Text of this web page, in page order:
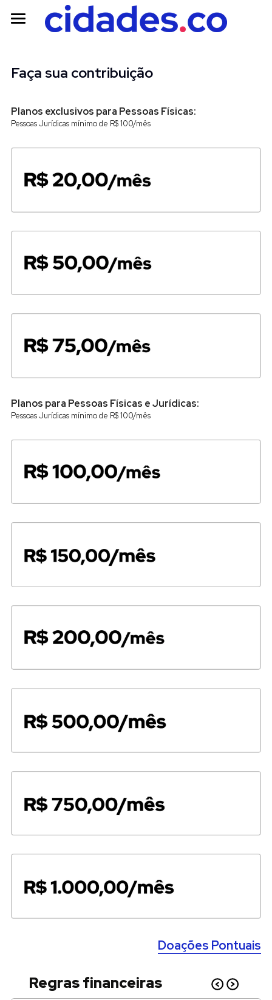
Amigos
Transparência
ENVOLVA-SE
Faça sua contribuição
Planos exclusivos para Pessoas Físicas:
Pessoas Jurídicas mínimo de R$ 100/mês
Planos para Pessoas Físicas e Jurídicas:
Pessoas Jurídicas mínimo de R$ 100/mês
Doações Pontuais